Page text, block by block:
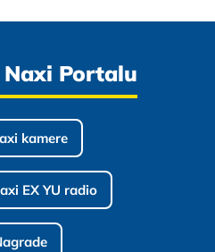
Portalu
kamere
EX YU radio